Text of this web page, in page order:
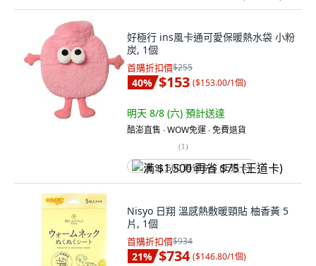
好極行 ins風卡通可愛保暖熱水袋 小粉
炭, 1個
首購折扣價$255
40% $153 ($153.00/1個)
明天 8/8 (六) 預計送達
酷澎直售 ∙ WOW免運 ∙ 免費退貨
(1)
满 $1,500 再省 $75 (王道卡)
Nisyo 日翔 溫感熱敷暖頸貼 柚香黃 5
片, 1個
首購折扣價$934
21% $734 ($146.80/1個)